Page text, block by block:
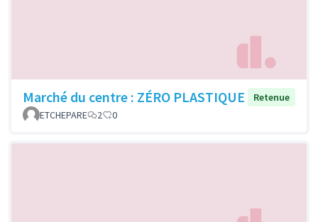
Marché du centre : ZÉRO PLASTIQUE
Retenue
ETCHEPARE
2 0